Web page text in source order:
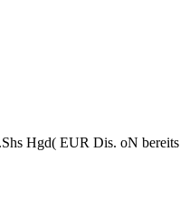
Hgd( EUR Dis. oN bereits